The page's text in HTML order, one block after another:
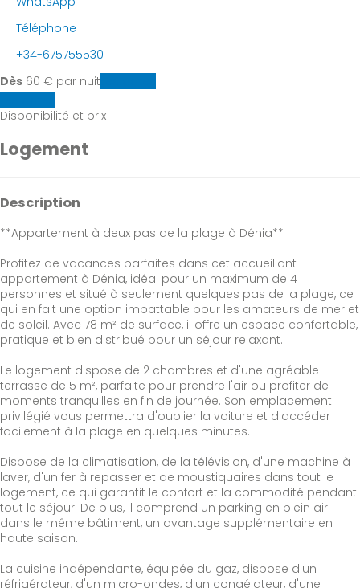
Téléphone
+34-675755530
Dès 60 € par nuit
Disponibilité et prix
Logement
Description
**Appartement à deux pas de la plage à Dénia**
Profitez de vacances parfaites dans cet accueillant
appartement à Dénia, idéal pour un maximum de 4
personnes et situé à seulement quelques pas de la plage, ce
qui en fait une option imbattable pour les amateurs de mer et
de soleil. Avec 78 m² de surface, il offre un espace confortable,
pratique et bien distribué pour un séjour relaxant.
Le logement dispose de 2 chambres et d'une agréable
terrasse de 5 m², parfaite pour prendre l'air ou profiter de
moments tranquilles en fin de journée. Son emplacement
privilégié vous permettra d'oublier la voiture et d'accéder
facilement à la plage en quelques minutes.
Dispose de la climatisation, de la télévision, d'une machine à
laver, d'un fer à repasser et de moustiquaires dans tout le
logement, ce qui garantit le confort et la commodité pendant
tout le séjour. De plus, il comprend un parking en plein air
dans le même bâtiment, un avantage supplémentaire en
haute saison.
La cuisine indépendante, équipée du gaz, dispose d'un
réfrigérateur, d'un micro-ondes, d'un congélateur, d'une